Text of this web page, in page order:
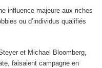
influence majeure aux riches
ou d’individus qualifiés
et Michael Bloomberg,
faisaient campagne en